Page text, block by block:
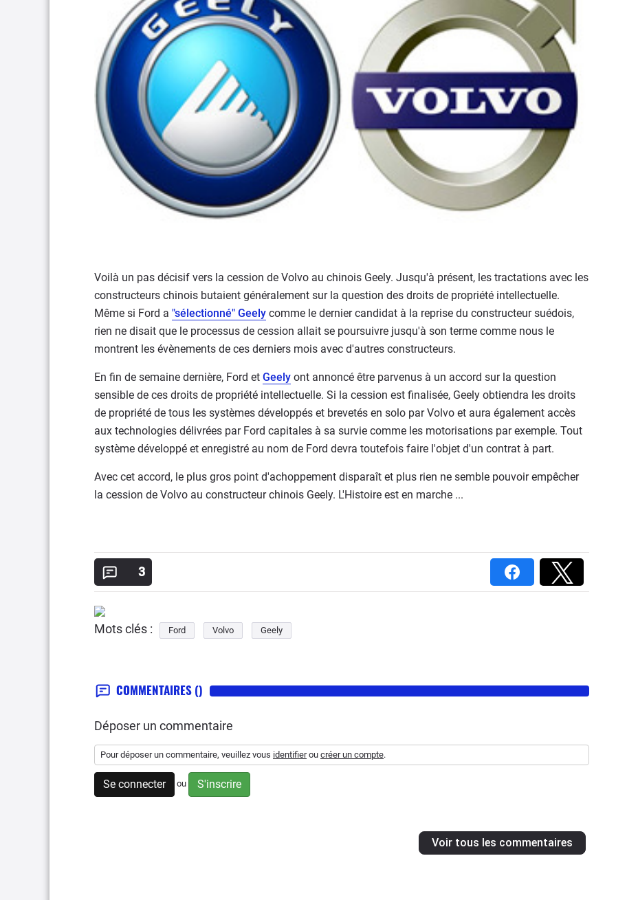
Voilà un pas décisif vers la cession de Volvo au chinois Geely. Jusqu'à présent, les tractations avec les
constructeurs chinois butaient généralement sur la question des droits de propriété intellectuelle.
Même si Ford a "sélectionné" Geely comme le dernier candidat à la reprise du constructeur suédois,
rien ne disait que le processus de cession allait se poursuivre jusqu'à son terme comme nous le
montrent les évènements de ces derniers mois avec d'autres constructeurs.
En fin de semaine dernière, Ford et Geely ont annoncé être parvenus à un accord sur la question
sensible de ces droits de propriété intellectuelle. Si la cession est finalisée, Geely obtiendra les droits
de propriété de tous les systèmes développés et brevetés en solo par Volvo et aura également accès
aux technologies délivrées par Ford capitales à sa survie comme les motorisations par exemple. Tout
système développé et enregistré au nom de Ford devra toutefois faire l'objet d'un contrat à part.
Avec cet accord, le plus gros point d'achoppement disparaît et plus rien ne semble pouvoir empêcher
la cession de Volvo au constructeur chinois Geely. L'Histoire est en marche ...
3
Mots clés : Ford Volvo Geely
COMMENTAIRES ()
Déposer un commentaire
Pour déposer un commentaire, veuillez vous identifierou créer un compte.
Se connecter ou S'inscrire
Voir tous les commentaires